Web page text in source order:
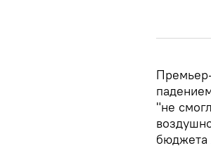
"не
бюджета